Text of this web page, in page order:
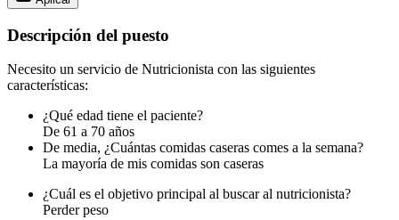
Descripción del puesto
Necesito un servicio de Nutricionista con las siguientes
características:
¿Qué edad tiene el paciente?
De 61 a 70 años
De media, ¿Cuántas comidas caseras comes a la semana?
La mayoría de mis comidas son caseras
¿Cuál es el objetivo principal al buscar al nutricionista?
Perder peso